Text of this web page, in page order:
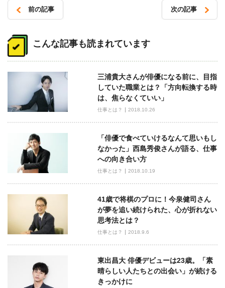
稿
ナ
シ
ョ
前の記事 次の記事
こんな記事も読まれています
三浦貴大さんが俳優になる前に、目指
していた職業とは？「方向転換する時
は、焦らなくていい」
仕事とは？ 2018.10.26
「俳優で食べていけるなんて思いもし
なかった」西島秀俊さんが語る、仕事
への向き合い方
仕事とは？ 2018.10.19
41歳で将棋のプロに！今泉健司さん
が夢を追い続けられた、心が折れない
思考法とは？
仕事とは？ 2018.9.6
東出昌大 俳優デビューは23歳。「素
晴らしい人たちとの出会い」が続ける
きっかけに